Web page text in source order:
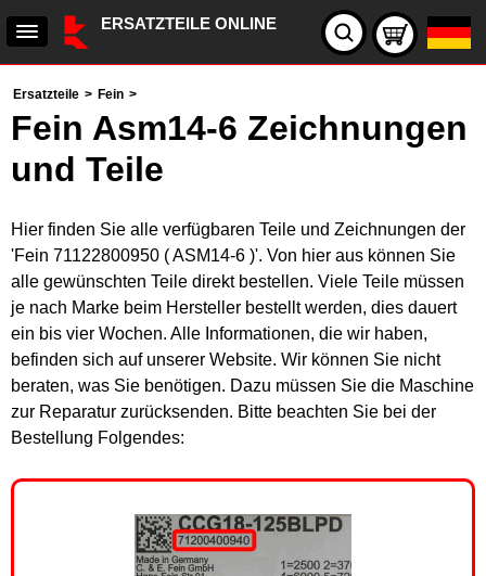
ERSATZTEILE ONLINE
Ersatzteile > Fein >
Fein Asm14-6 Zeichnungen
und Teile
Hier finden Sie alle verfügbaren Teile und Zeichnungen der
'Fein 71122800950 ( ASM14-6 )'. Von hier aus können Sie
alle gewünschten Teile direkt bestellen. Viele Teile müssen
je nach Marke beim Hersteller bestellt werden, dies dauert
ein bis vier Wochen. Alle Informationen, die wir haben,
befinden sich auf unserer Website. Wir können Sie nicht
beraten, was Sie benötigen. Dazu müssen Sie die Maschine
zur Reparatur zurücksenden. Bitte beachten Sie bei der
Bestellung Folgendes: